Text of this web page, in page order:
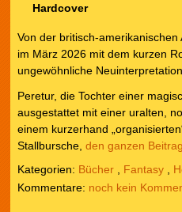
Hardcover
Von der britisch-
im März 2026 mit dem kurzen
ungewöhnliche
Peretur, die Tochter einer
ausgestattet mit einer uralten,
einem kurzerhand
Stallbursche, den ganzen
Kategorien: Bücher, Fantasy,
noch kein